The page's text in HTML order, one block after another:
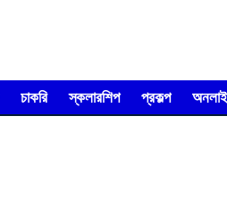
চাকরি স্কলারশিপ প্রকল্প